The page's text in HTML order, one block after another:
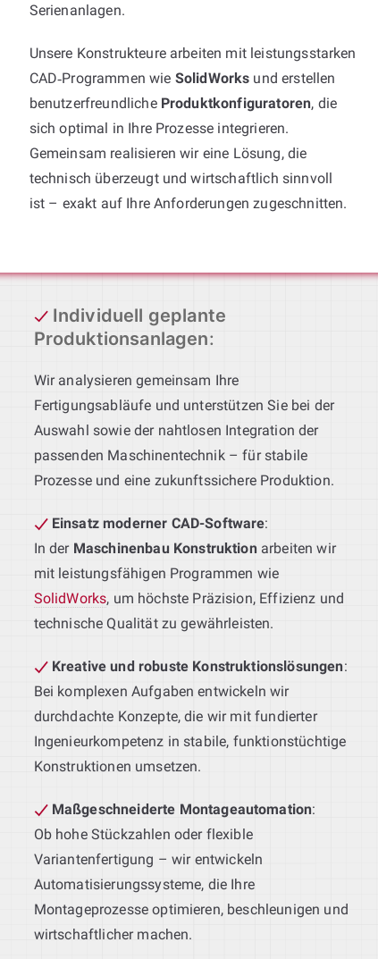
Serienanlagen.
Unsere Konstrukteure arbeiten mit leistungsstarken
CAD‑Programmen wie SolidWorks und erstellen
benutzerfreundliche Produktkonfiguratoren, die
sich optimal in Ihre Prozesse integrieren.
Gemeinsam realisieren wir eine Lösung, die
technisch überzeugt und wirtschaftlich sinnvoll
ist – exakt auf Ihre Anforderungen zugeschnitten.
Individuell geplante
Produktionsanlagen:
Wir analysieren gemeinsam Ihre
Fertigungsabläufe und unterstützen Sie bei der
Auswahl sowie der nahtlosen Integration der
passenden Maschinentechnik – für stabile
Prozesse und eine zukunftssichere Produktion.
Einsatz moderner CAD-Software:
In der Maschinenbau Konstruktion arbeiten wir
mit leistungsfähigen Programmen wie
SolidWorks, um höchste Präzision, Effizienz und
technische Qualität zu gewährleisten.
Kreative und robuste Konstruktionslösungen:
Bei komplexen Aufgaben entwickeln wir
durchdachte Konzepte, die wir mit fundierter
Ingenieurkompetenz in stabile, funktionstüchtige
Konstruktionen umsetzen.
Maßgeschneiderte Montageautomation:
Ob hohe Stückzahlen oder flexible
Variantenfertigung – wir entwickeln
Automatisierungssysteme, die Ihre
Montageprozesse optimieren, beschleunigen und
wirtschaftlicher machen.